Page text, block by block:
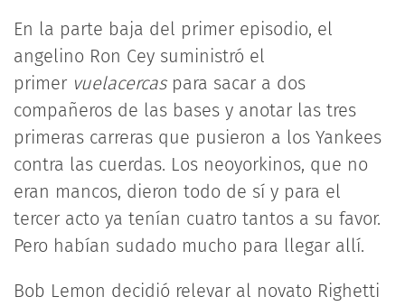
En la parte baja del primer episodio, el
angelino Ron Cey suministró el
primer vuelacercas para sacar a dos
compañeros de las bases y anotar las tres
primeras carreras que pusieron a los Yankees
contra las cuerdas. Los neoyorkinos, que no
eran mancos, dieron todo de sí y para el
tercer acto ya tenían cuatro tantos a su favor.
Pero habían sudado mucho para llegar allí.
Bob Lemon decidió relevar al novato Righetti